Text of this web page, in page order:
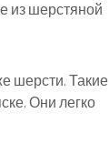
из шерстяной
шерсти. Такие
Они легко